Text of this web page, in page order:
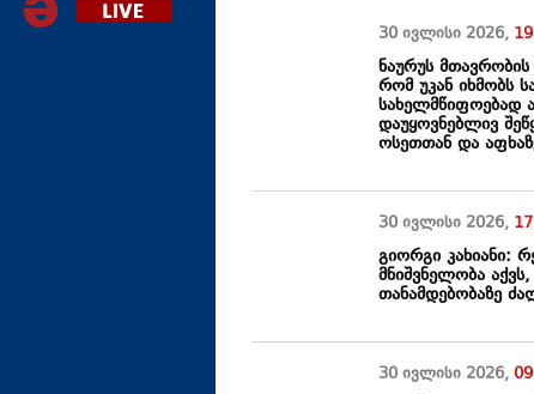
30 ივლისი 2026,
ნაურუს
რომ უკან იხმობს
სახელმწიფოებად
დაუყოვნებლივ
ოსეთთან და
30 ივლისი 2026,
გიორგი კახიანი:
მნიშვნელობა
თანამდებობაზე
30 ივლისი 2026,